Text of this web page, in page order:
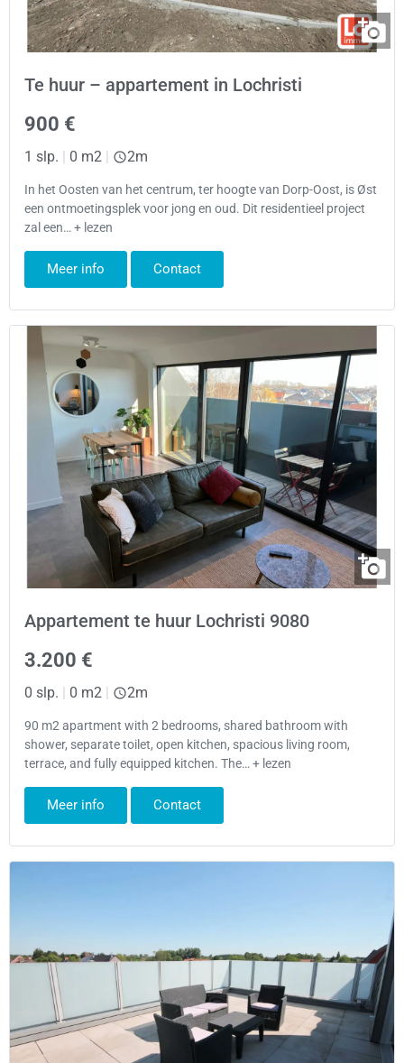
Te huur – appartement in Lochristi
900 €
1 slp. | 0 m2 | 2m
In het Oosten van het centrum, ter hoogte van Dorp-Oost, is Øst
een ontmoetingsplek voor jong en oud. Dit residentieel project
zal een… + lezen
Meer info Contact
Appartement te huur Lochristi 9080
3.200 €
0 slp. | 0 m2 | 2m
90 m2 apartment with 2 bedrooms, shared bathroom with
shower, separate toilet, open kitchen, spacious living room,
terrace, and fully equipped kitchen. The… + lezen
Meer info Contact